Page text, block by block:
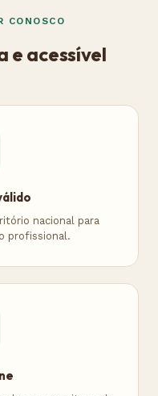
CONOSCO
e acessível
nacional para
profissional.